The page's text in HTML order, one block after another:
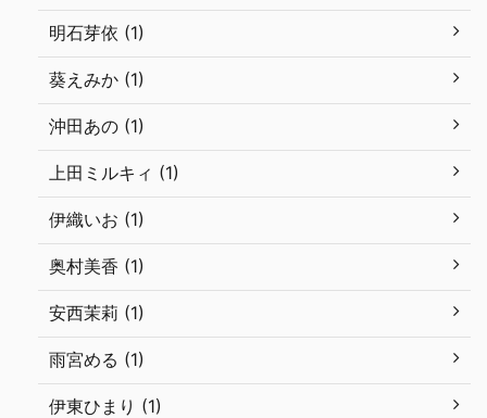
明石芽依 (1)
葵えみか (1)
沖田あの (1)
上田ミルキィ (1)
伊織いお (1)
奥村美香 (1)
安西茉莉 (1)
雨宮める (1)
伊東ひまり (1)